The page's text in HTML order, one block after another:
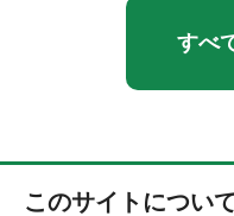
すべ
このサイトについ